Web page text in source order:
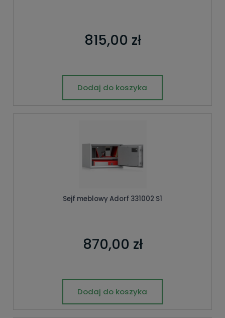
815,00 zł
Dodaj do koszyka
Sejf meblowy Adorf 331002 S1
870,00 zł
Dodaj do koszyka